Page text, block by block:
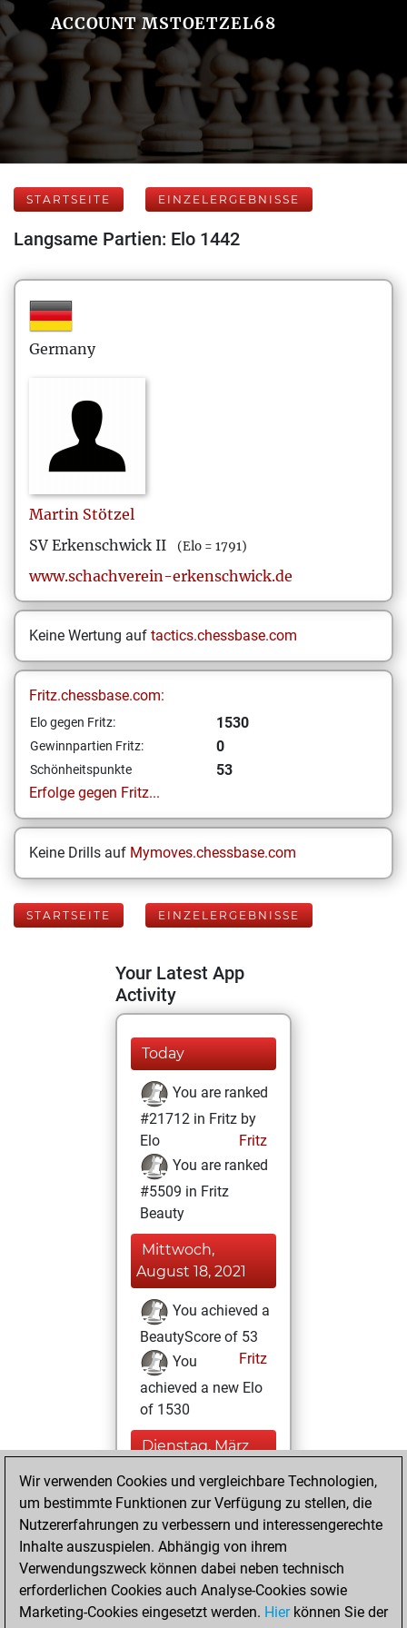
ACCOUNT MSTOETZEL68
STARTSEITE EINZELERGEBNISSE
Langsame Partien: Elo 1442
Germany
Martin Stötzel
SV Erkenschwick II
(Elo = 1791)
www.schachverein-erkenschwick.de
Keine Wertung auf tactics.chessbase.com
Fritz.chessbase.com:
Elo gegen Fritz: 1530
Gewinnpartien Fritz: 0
Schönheitspunkte
53
Erfolge gegen Fritz...
Keine Drills auf Mymoves.chessbase.com
STARTSEITE EINZELERGEBNISSE
Your Latest App
Activity
Today
You are ranked
#21712 in Fritz by
Elo
Fritz
You are ranked
#5509 in Fritz
Beauty
Mittwoch,
August 18, 2021
You achieved a
BeautyScore of 53
Fritz
You
achieved a new Elo
of 1530
Dienstag, März
You played 10
slow games
Play
You scored +2
=0 -8 in slow games
Sonntag,
Wir verwenden Cookies und vergleichbare Technologien,
um bestimmte Funktionen zur Verfügung zu stellen, die
Nutzererfahrungen zu verbessern und interessengerechte
Inhalte auszuspielen. Abhängig von ihrem
Verwendungszweck können dabei neben technisch
erforderlichen Cookies auch Analyse-Cookies sowie
Marketing-Cookies eingesetzt werden. Hierkönnen Sie der